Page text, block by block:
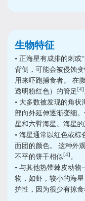
生物特征
• 正海星有成排的刺或
背侧，可能会被侵蚀
用来吓跑捕食者。 在
透明粉红色）的管足 [4]
• 大多数被发现的角
部向外延伸逐渐变细
星和六臂海星。海星
• 海星通常以红色或
面团的颜色。 这种外
不平的饼干相似[4] 。
• 与其他热带棘皮动物
物，如虾，较小的海
护性，因为很少有掠